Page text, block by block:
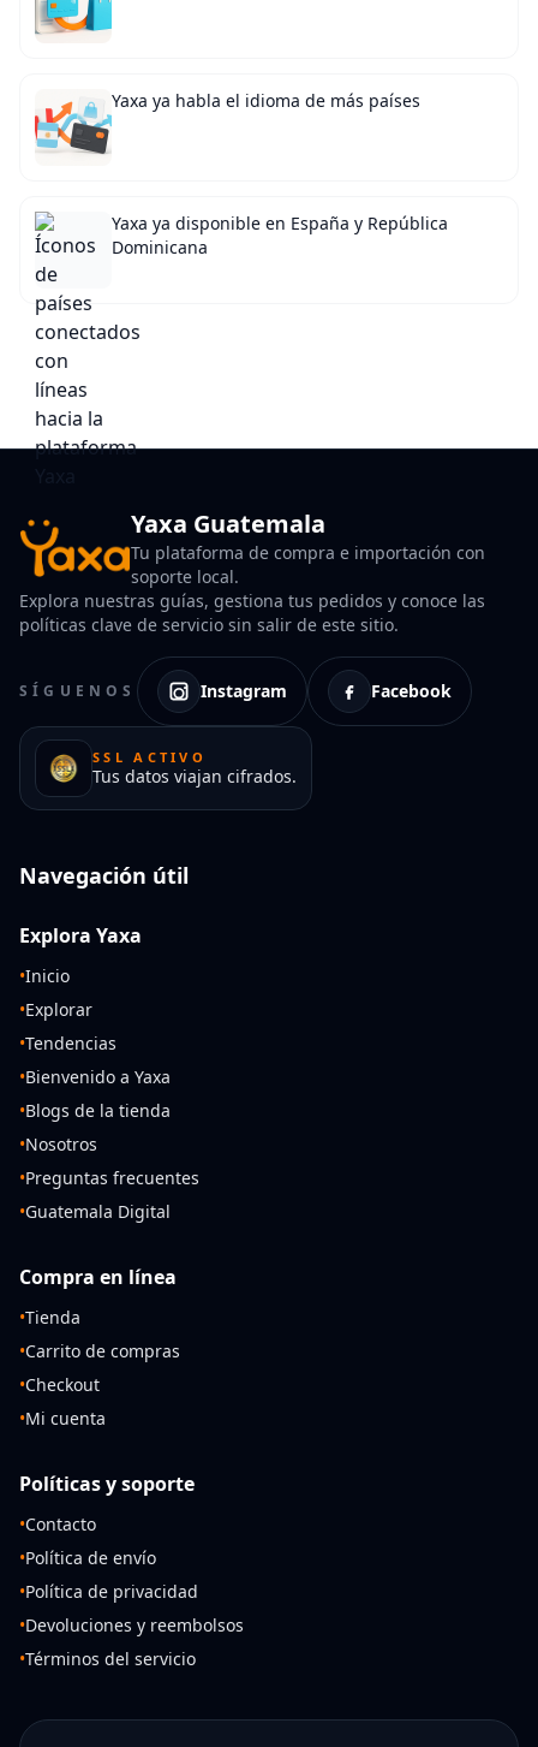
Yaxa ya habla el idioma de más países
Yaxa ya disponible en España y República
Dominicana
Yaxa Guatemala
Tu plataforma de compra e importación con
soporte local.
Explora nuestras guías, gestiona tus pedidos y conoce las
políticas clave de servicio sin salir de este sitio.
SÍGUENOS Instagram Facebook
SSL ACTIVO
Tus datos viajan cifrados.
Navegación útil
Explora Yaxa
•Inicio
•Explorar
•Tendencias
•Bienvenido a Yaxa
•Blogs de la tienda
•Nosotros
•Preguntas frecuentes
•Guatemala Digital
Compra en línea
•Tienda
•Carrito de compras
•Checkout
•Mi cuenta
Políticas y soporte
•Contacto
•Política de envío
•Política de privacidad
•Devoluciones y reembolsos
•Términos del servicio